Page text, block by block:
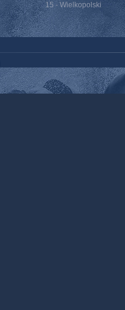
15 - Wielkopolski